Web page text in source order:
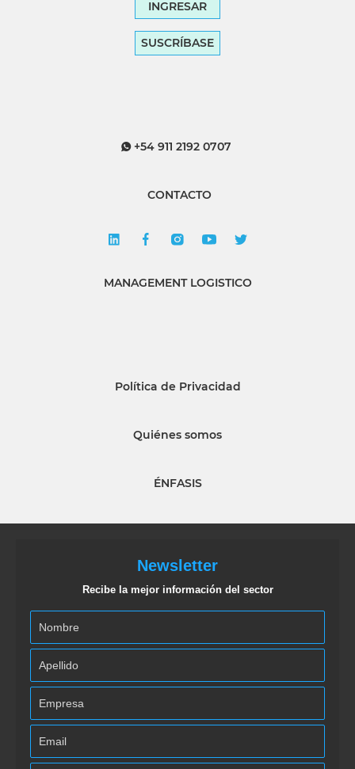
INGRESAR
SUSCRÍBASE
+54 911 2192 0707
CONTACTO
MANAGEMENT LOGISTICO
Política de Privacidad
Quiénes somos
ÉNFASIS
Newsletter
Recibe la mejor información del sector